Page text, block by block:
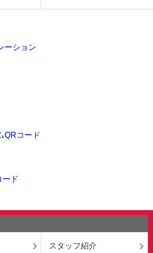
スタッフ紹介